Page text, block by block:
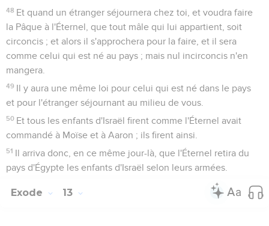
48 Et quand un étranger séjournera chez toi, et voudra faire
la Pâque à l'Éternel, que tout mâle qui lui appartient, soit
circoncis ; et alors il s'approchera pour la faire, et il sera
comme celui qui est né au pays ; mais nul incirconcis n'en
mangera.
49 Il y aura une même loi pour celui qui est né dans le pays
et pour l'étranger séjournant au milieu de vous.
50 Et tous les enfants d'Israël firent comme l'Éternel avait
commandé à Moïse et à Aaron ; ils firent ainsi.
51 Il arriva donc, en ce même jour-là, que l'Éternel retira du
pays d'Égypte les enfants d'Israël selon leurs armées.
Exode 13